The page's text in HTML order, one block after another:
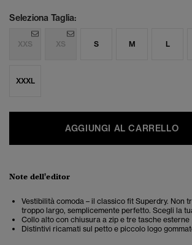
Seleziona Taglia:
XXS XS S M L
XXXL
AGGIUNGI AL CARRELLO
Note dell'editor
Vestibilità comoda – il classico fit Superdry. Non
troppo largo, semplicemente perfetto. Scegli la
Collo alto con chiusura a zip e tre tasche esterne
Distintivi ricamati sul petto e piccolo logo